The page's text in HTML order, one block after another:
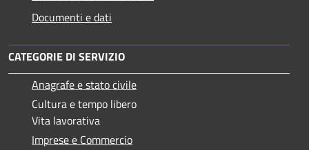
Documenti e dati
CATEGORIE DI SERVIZIO
Anagrafe e stato civile
Cultura e tempo libero
Vita lavorativa
Imprese e Commercio